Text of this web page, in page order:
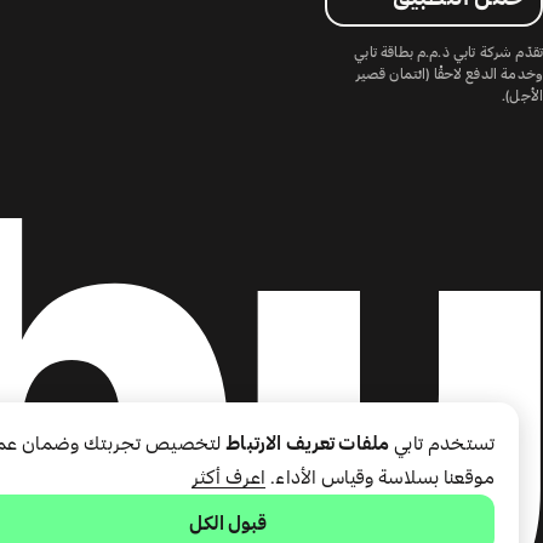
تقدّم شركة تابي ذ.م.م بطاقة تابي
وخدمة الدفع لاحقًا (ائتمان قصير
الأجل).
تستخدم تابي ملفات تعريف الارتباطلتخصيص تجربتك وضمان
موقعنا بسلاسة وقياس الأداء. اعرف أكثر
قبول الكل